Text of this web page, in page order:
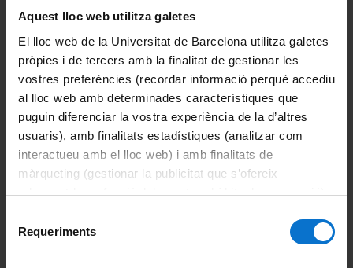
Aquest lloc web utilitza galetes
El lloc web de la Universitat de Barcelona utilitza galetes
pròpies i de tercers amb la finalitat de gestionar les
vostres preferències (recordar informació perquè accediu
al lloc web amb determinades característiques que
puguin diferenciar la vostra experiència de la d’altres
usuaris), amb finalitats estadístiques (analitzar com
interactueu amb el lloc web) i amb finalitats de
màrqueting (gestionar la publicitat que s’ofereix
adequant-la en funció dels vostres hàbits de navegació).
consultar laPolítica de galetes del lloc web de la
Requeriments
Informació del màster
Presentació
Accions de suport i d'orientació
Avaluació
Calendari acadèmic
Normativa acadèmica UB